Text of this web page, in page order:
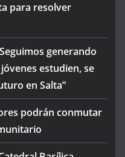
para resolver
generando
estudien, se
en Salta”
podrán conmutar